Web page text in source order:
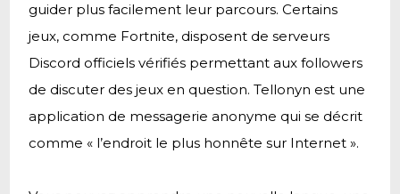
guider plus facilement leur parcours. Certains
jeux, comme Fortnite, disposent de serveurs
Discord officiels vérifiés permettant aux followers
de discuter des jeux en question. Tellonyn est une
application de messagerie anonyme qui se décrit
comme « l’endroit le plus honnête sur Internet ».